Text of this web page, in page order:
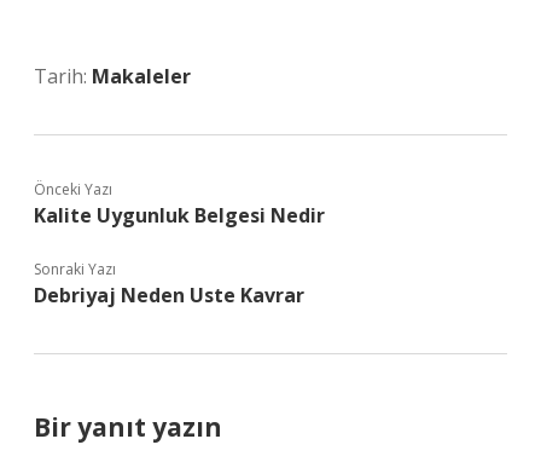
Tarih: Makaleler
Önceki Yazı
Kalite Uygunluk Belgesi Nedir
Sonraki Yazı
Debriyaj Neden Uste Kavrar
Bir yanıt yazın